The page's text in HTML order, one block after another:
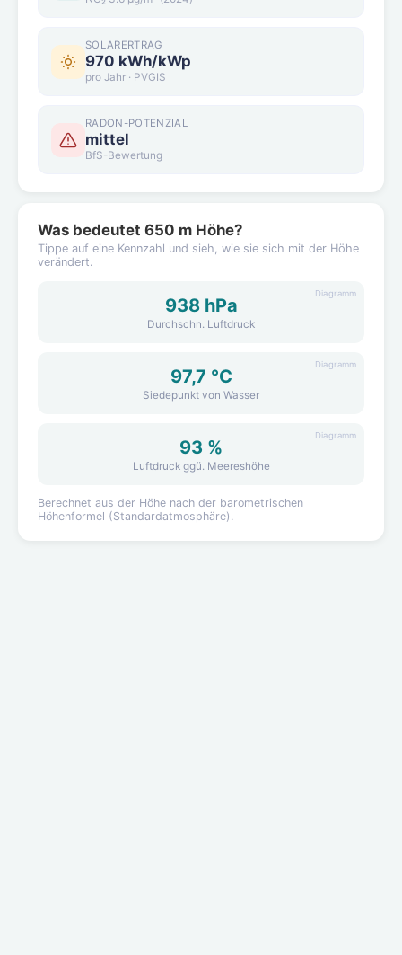
SOLARERTRAG
970 kWh/kWp
pro Jahr · PVGIS
RADON-POTENZIAL
mittel
BfS-Bewertung
Was bedeutet 650 m Höhe?
Tippe auf eine Kennzahl und sieh, wie sie sich mit der Höhe
verändert.
938 hPa
Durchschn. Luftdruck
Diagramm
97,7 °C
Siedepunkt von Wasser
Diagramm
93 %
Luftdruck ggü. Meereshöhe
Diagramm
Berechnet aus der Höhe nach der barometrischen
Höhenformel (Standardatmosphäre).